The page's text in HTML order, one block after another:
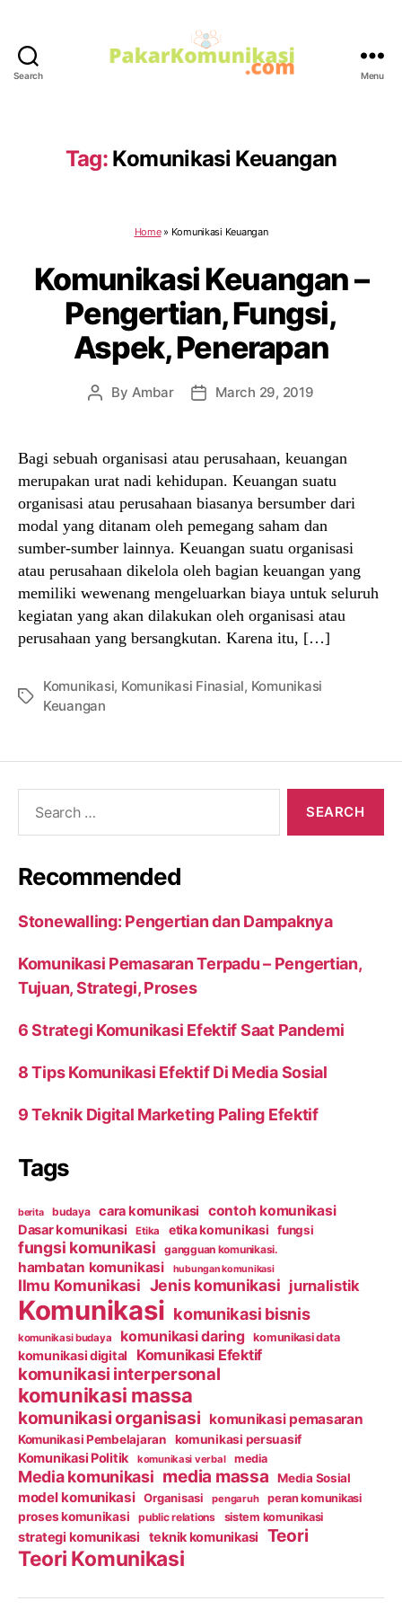
Search Menu
Tag: Komunikasi Keuangan
Home» Komunikasi Keuangan
Komunikasi Keuangan –
Pengertian, Fungsi,
Aspek, Penerapan
Post
By Ambar
PostMarch 29, 2019
Bagi sebuah organisasi atau perusahaan, keuangan
merupakan urat nadi kehidupan. Keuangan suatu
organisasi atau perusahaan biasanya bersumber dari
modal yang ditanam oleh pemegang saham dan
sumber-sumber lainnya. Keuangan suatu organisasi
atau perusahaan dikelola oleh bagian keuangan yang
memiliki wewenang mengeluarkan biaya untuk seluruh
kegiatan yang akan dilakukan oleh organisasi atau
perusahaan yang bersangkutan. Karena itu, […]
Tags
Komunikasi, Komunikasi Finasial, Komunikasi
Keuangan
Recommended
Stonewalling: Pengertian dan Dampaknya
Komunikasi Pemasaran Terpadu – Pengertian,
Tujuan, Strategi, Proses
6 Strategi Komunikasi Efektif Saat Pandemi
8 Tips Komunikasi Efektif Di Media Sosial
9 Teknik Digital Marketing Paling Efektif
Tags
berita budaya cara komunikasi contoh komunikasi
Dasar komunikasi Etika etika komunikasi fungsi
fungsi komunikasi gangguan komunikasi.
hambatan komunikasi hubungan komunikasi
Ilmu Komunikasi Jenis komunikasi jurnalistik
Komunikasi komunikasi bisnis
komunikasi budaya komunikasi daring komunikasi data
komunikasi digital Komunikasi Efektif
komunikasi interpersonal
komunikasi massa
komunikasi organisasi komunikasi pemasaran
Komunikasi Pembelajaran komunikasi persuasif
Komunikasi Politik komunikasi verbal media
Media komunikasi media massa Media Sosial
model komunikasi Organisasi pengaruh peran komunikasi
proses komunikasi public relations sistem komunikasi
strategi komunikasi teknik komunikasi Teori
Teori Komunikasi